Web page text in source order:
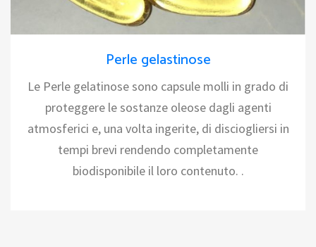
Perle gelastinose
Le Perle gelatinose sono capsule molli in grado di
proteggere le sostanze oleose dagli agenti
atmosferici e, una volta ingerite, di disciogliersi in
tempi brevi rendendo completamente
biodisponibile il loro contenuto. .